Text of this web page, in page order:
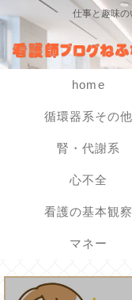
仕事と趣味
home
循環器系その他
腎・代謝系
心不全
看護の基本観察
マネー